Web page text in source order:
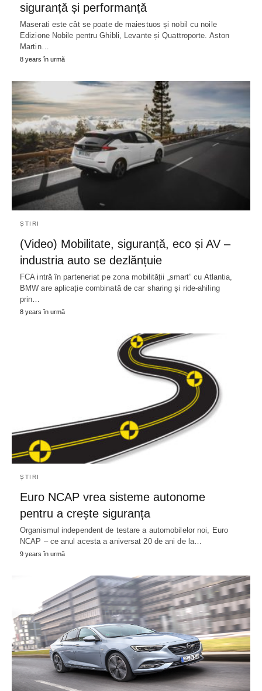
siguranță și performanță
Maserati este cât se poate de maiestuos și nobil cu noile
Edizione Nobile pentru Ghibli, Levante și Quattroporte. Aston
Martin…
8 years în urmă
ȘTIRI
(Video) Mobilitate, siguranță, eco și AV –
industria auto se dezlănțuie
FCA intră în parteneriat pe zona mobilității „smart” cu Atlantia,
BMW are aplicație combinată de car sharing și ride-ahiling
prin…
8 years în urmă
ȘTIRI
Euro NCAP vrea sisteme autonome
pentru a crește siguranța
Organismul independent de testare a automobilelor noi, Euro
NCAP – ce anul acesta a aniversat 20 de ani de la…
9 years în urmă